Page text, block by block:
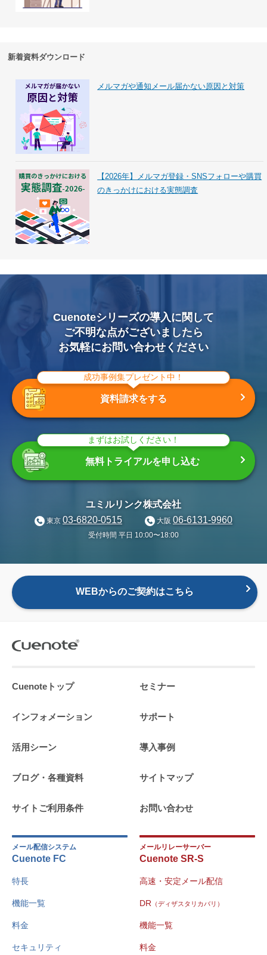
新着資料ダウンロード
メルマガや通知メール届かない原因と対策
【2026年】メルマガ登録・SNSフォローや購買
のきっかけにおける実態調査
Cuenoteシリーズの導入に関して
ご不明な点がございましたら
お気軽にお問い合わせください
成功事例集プレゼント中！
資料請求をする
まずはお試しください！
無料トライアルを申し込む
ユミルリンク株式会社
東京 03-6820-0515 大阪 06-6131-9960
受付時間 平日 10:00〜18:00
WEBからのご契約はこちら
Cuenoteトップ セミナー
インフォメーション サポート
活用シーン 導入事例
ブログ・各種資料 サイトマップ
サイトご利用条件 お問い合わせ
メール配信システム
Cuenote FC
特長
機能一覧
料金
セキュリティ
メールリレーサーバー
Cuenote SR-S
高速・安定メール配信
DR （ディザスタリカバリ）
機能一覧
料金